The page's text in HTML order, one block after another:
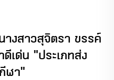
งสาวสุจิตรา ขรรค์
เด่น “ประเภทส่ง
ฬา”